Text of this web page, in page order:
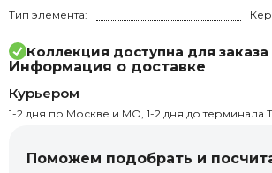
Тип элемента:
Коллекция доступна для заказа
Информация о доставке
Курьером
1-2 дня по Москве и МО, 1-2 дня до терминала
Поможем подобрать и